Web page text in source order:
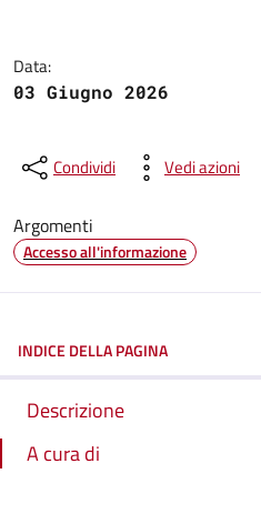
Data:
03 Giugno 2026
Condividi Vedi azioni
Argomenti
Accesso all'informazione
INDICE DELLA PAGINA
Descrizione
A cura di